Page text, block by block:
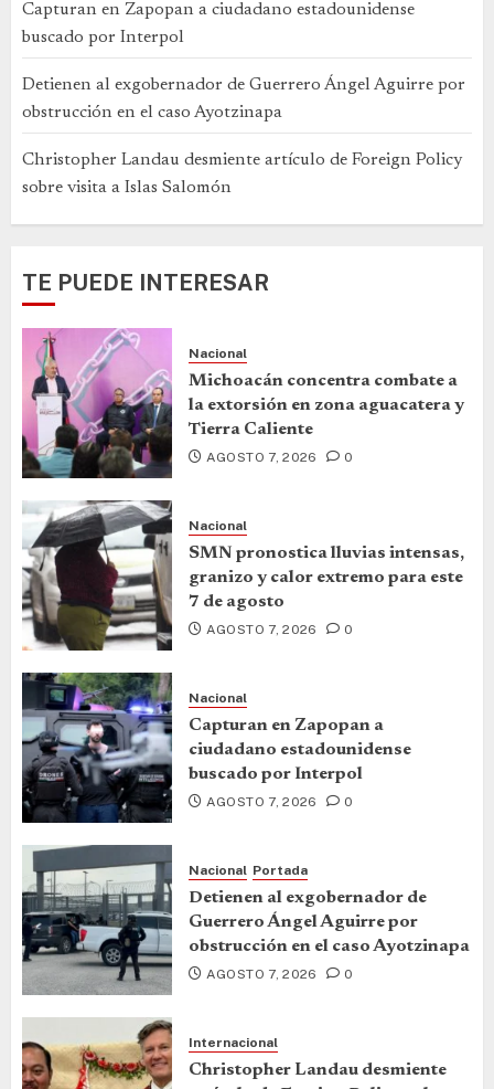
Capturan en Zapopan a ciudadano estadounidense
buscado por Interpol
Detienen al exgobernador de Guerrero Ángel Aguirre por
obstrucción en el caso Ayotzinapa
Christopher Landau desmiente artículo de Foreign Policy
sobre visita a Islas Salomón
TE PUEDE INTERESAR
Nacional
Michoacán concentra combate a
la extorsión en zona aguacatera y
Tierra Caliente
AGOSTO 7, 2026 0
Nacional
SMN pronostica lluvias intensas,
granizo y calor extremo para este
7 de agosto
AGOSTO 7, 2026 0
Nacional
Capturan en Zapopan a
ciudadano estadounidense
buscado por Interpol
AGOSTO 7, 2026 0
Nacional Portada
Detienen al exgobernador de
Guerrero Ángel Aguirre por
obstrucción en el caso Ayotzinapa
AGOSTO 7, 2026 0
Internacional
Christopher Landau desmiente